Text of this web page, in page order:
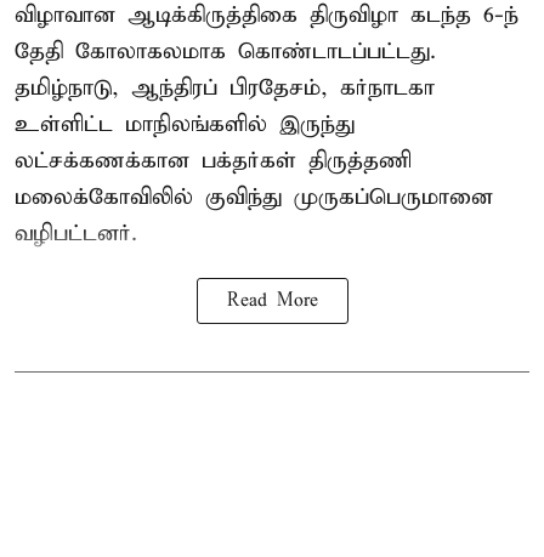
விழாவான ஆடிக்கிருத்திகை திருவிழா கடந்த 6-ந்
தேதி கோலாகலமாக கொண்டாடப்பட்டது.
தமிழ்நாடு, ஆந்திரப் பிரதேசம், கர்நாடகா
உள்ளிட்ட மாநிலங்களில் இருந்து
லட்சக்கணக்கான பக்தர்கள் திருத்தணி
மலைக்கோவிலில் குவிந்து முருகப்பெருமானை
வழிபட்டனர்.
Read More